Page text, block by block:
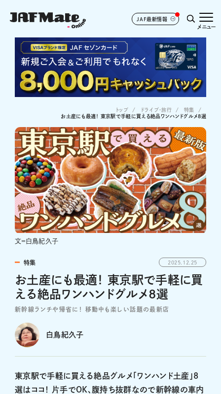
JAF最新情報
メニュー
トップ ドライブ･旅行
特集
お土産にも最適！ 東京駅で手軽に買える絶品ワンハンドグルメ8選
文＝白鳥紀久子
特集 2025.12.25
お土産にも最適！ 東京駅で手軽に買
える絶品ワンハンドグルメ8選
新幹線ランチや帰省に！ 移動中も楽しい話題の最新店
白鳥紀久子
東京駅で手軽に買える絶品グルメ「ワンハンド土産」8
選はココ！ 片手でOK、腹持ち抜群なので新幹線の車内